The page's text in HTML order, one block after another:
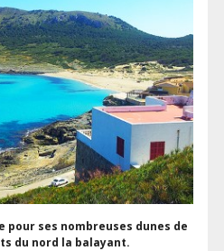
pour ses nombreuses dunes de
du nord la balayant.